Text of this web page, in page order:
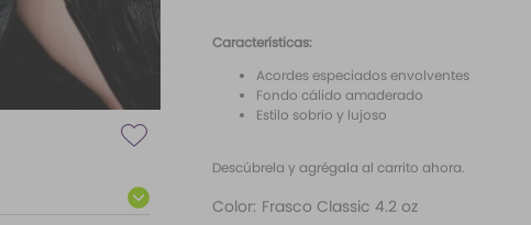
Características:
Acordes especiados envolventes
Fondo cálido amaderado
Estilo sobrio y lujoso
Descúbrela y agrégala al carrito ahora.
Color: Frasco Classic 4.2 oz